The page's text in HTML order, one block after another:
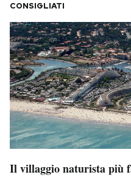
SHOP
CALENDARIO
AREA PERSONALE
Area Personale
Newsletter
Notifiche mobile
Hai bisogno di aiuto?
CONSIGLIATI
Il villaggio naturista più